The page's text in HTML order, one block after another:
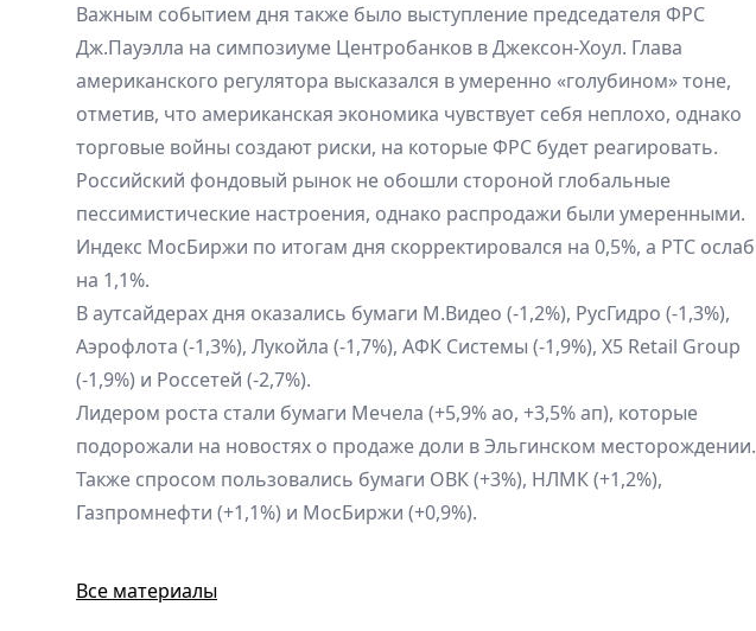
Важным событием дня также было выступление председателя ФРС
Дж.Пауэлла на симпозиуме Центробанков в Джексон-Хоул. Глава
американского регулятора высказался в умеренно «голубином» тоне,
отметив, что американская экономика чувствует себя неплохо, однако
торговые войны создают риски, на которые ФРС будет реагировать.
Российский фондовый рынок не обошли стороной глобальные
пессимистические настроения, однако распродажи были умеренными.
Индекс МосБиржи по итогам дня скорректировался на 0,5%, а РТС ослаб
на 1,1%.
В аутсайдерах дня оказались бумаги М.Видео (-1,2%), РусГидро (-1,3%),
Аэрофлота (-1,3%), Лукойла (-1,7%), АФК Системы (-1,9%), X5 Retail Group
(-1,9%) и Россетей (-2,7%).
Лидером роста стали бумаги Мечела (+5,9% ао, +3,5% ап), которые
подорожали на новостях о продаже доли в Эльгинском месторождении.
Также спросом пользовались бумаги ОВК (+3%), НЛМК (+1,2%),
Газпромнефти (+1,1%) и МосБиржи (+0,9%).
Все материалы